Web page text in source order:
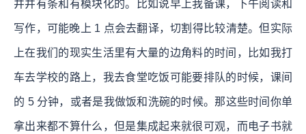
井井有条和有模块化的。比如说早上我备课，下午阅读和
写作，可能晚上 1 点会去翻译，切割得比较清楚。但实际
上在我们的现实生活里有大量的边角料的时间，比如我打
车去学校的路上，我去食堂吃饭可能要排队的时候，课间
的 5 分钟，或者是我做饭和洗碗的时候。那这些时间你单
拿出来都不算什么，但是集成起来就很可观，而电子书就